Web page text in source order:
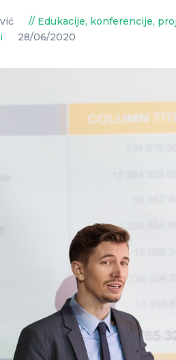
Edukacije, konferencije,
28/06/2020